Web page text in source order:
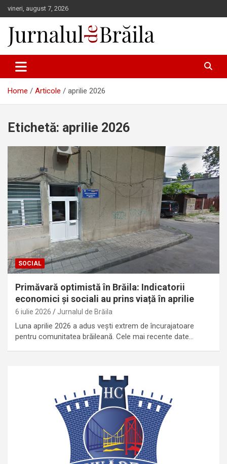
Skip
to
content
vineri, august 7, 2026
Jurnalul de Brăila
Home Articole aprilie 2026
Etichetă: aprilie 2026
SOCIAL
Primăvară optimistă în Brăila: Indicatorii
economici și sociali au prins viață în aprilie
6 iulie 2026 Jurnalul de Brăila
Luna aprilie 2026 a adus vești extrem de încurajatoare
pentru comunitatea brăileană. Cele mai recente date…